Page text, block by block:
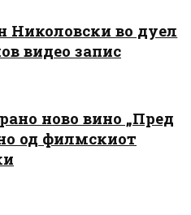
Николовски во дуел
видео запис
ново вино „Пред
од филмскиот